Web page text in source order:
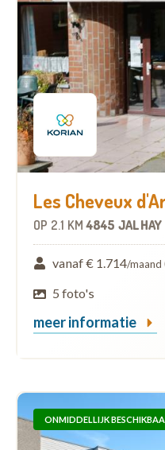
Les Cheveux
OP 2.1 KM 4845 JALHAY
vanaf € 1.714/maand
5 foto's
meer informatie
ONMIDDELLIJK